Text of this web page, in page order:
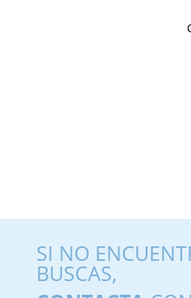
SI NO
BUSCAS,